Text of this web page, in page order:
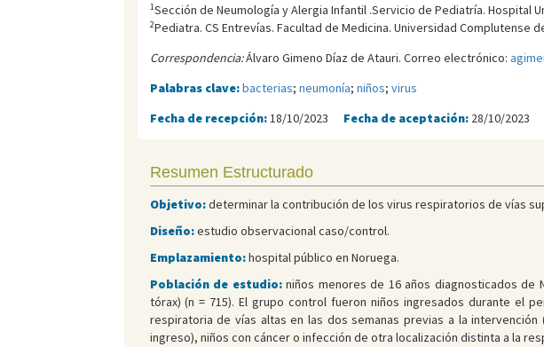
1Sección de Neumología y Alergia Infantil .Servicio de Pediatría. Hospital
2Pediatra. CS Entrevías. Facultad de Medicina. Universidad Complutense
Correspondencia:Álvaro Gimeno Díaz de Atauri. Correo electrónico:
Palabras clave:bacterias; neumonía; niños; virus
Fecha de recepción:18/10/2023 Fecha de aceptación: 28/10/2023
Resumen Estructurado
Objetivo:determinar la contribución de los virus respiratorios de vías
Diseño:estudio observacional caso/control.
Emplazamiento:hospital público en Noruega.
Población de estudio:niños menores de 16 años diagnosticados de
tórax) (n = 715). El grupo control fueron niños ingresados durante el
respiratoria de vías altas en las dos semanas previas a la
ingreso), niños con cáncer o infección de otra localización distinta a la